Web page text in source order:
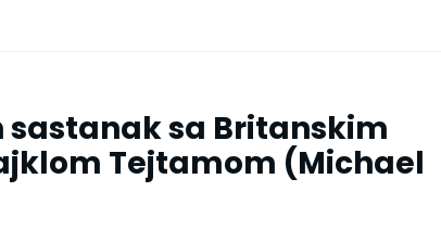
sastanak sa Britanskim
Tejtamom (Michael